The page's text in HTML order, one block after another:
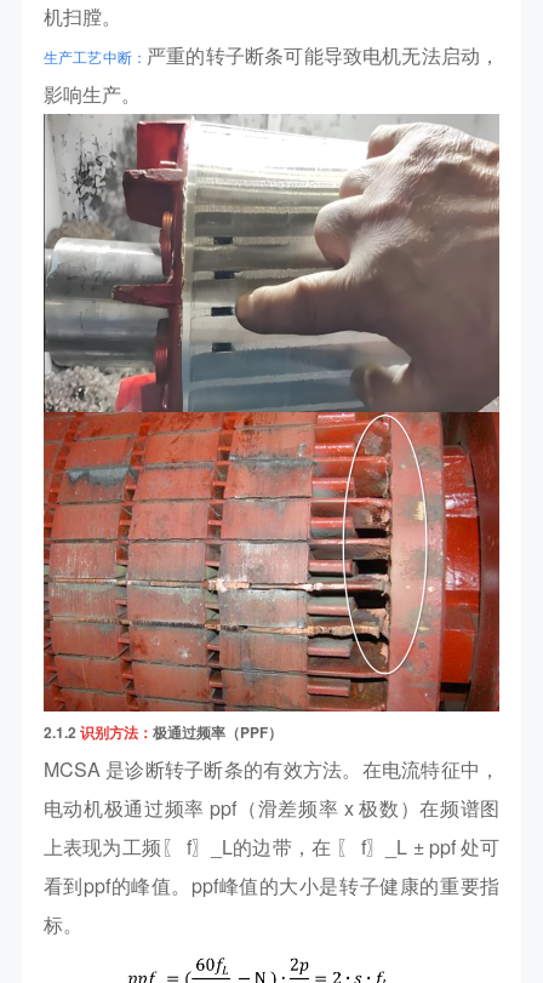
机扫膛。
生产工艺中断： 严重的转子断条可能导致电机无法启动，
影响生产。
2.1.2 识别方法： 极通过频率（PPF）
MCSA 是诊断转子断条的有效方法。在电流特征中，
电动机极通过频率 ppf（滑差频率 x 极数）在频谱图
上表现为工频〖 f〗_L的边带，在 〖 f〗_L ± ppf 处可
看到ppf的峰值。ppf峰值的大小是转子健康的重要指
标。